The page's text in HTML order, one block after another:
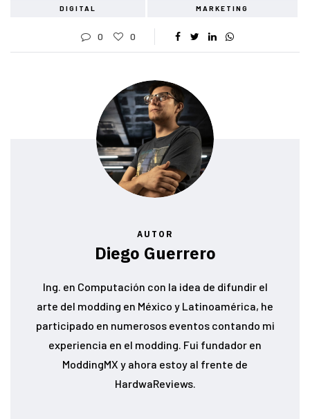
DIGITAL MARKETING
0 0
AUTOR
Diego Guerrero
Ing. en Computación con la idea de difundir el
arte del modding en México y Latinoamérica, he
participado en numerosos eventos contando mi
experiencia en el modding. Fui fundador en
ModdingMX y ahora estoy al frente de
HardwaReviews.